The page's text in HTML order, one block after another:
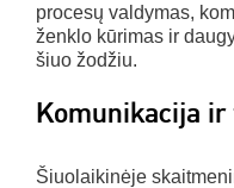
procesų valdymas,
ženklo kūrimas ir
šiuo žodžiu.
Komunikacija
Šiuolaikinėje